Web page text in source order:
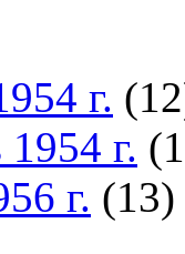
г.
г.
г. (13)